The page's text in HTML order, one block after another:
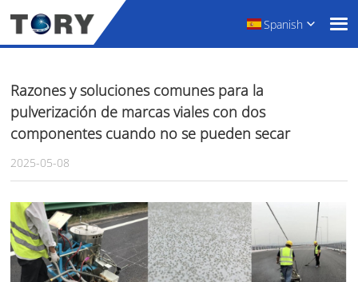
Spanish
Razones y soluciones comunes para la
pulverización de marcas viales con dos
componentes cuando no se pueden secar
2025-05-08